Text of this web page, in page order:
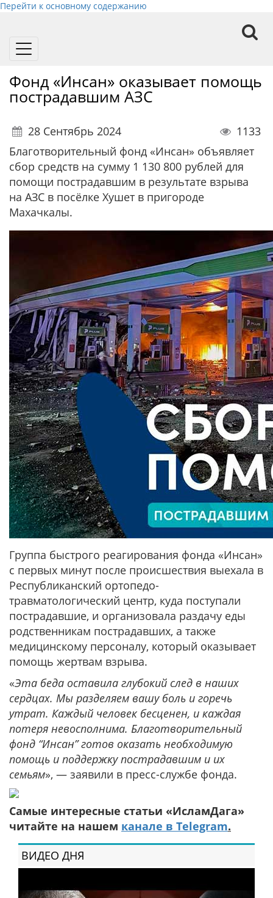
Перейти к основному содержанию
Toggle
Фонд «Инсан» оказывает помощь
пострадавшим АЗС
28 Сентябрь 2024
1133
Благотворительный фонд «Инсан» объявляет
сбор средств на сумму 1 130 800 рублей для
помощи пострадавшим в результате взрыва
на АЗС в посёлке Хушет в пригороде
Махачкалы.
Группа быстрого реагирования фонда «Инсан»
с первых минут после происшествия выехала в
Республиканский ортопедо-
травматологический центр, куда поступали
пострадавшие, и организовала раздачу еды
родственникам пострадавших, а также
медицинскому персоналу, который оказывает
помощь жертвам взрыва.
«Эта беда оставила глубокий след в наших
сердцах. Мы разделяем вашу боль и горечь
утрат. Каждый человек бесценен, и каждая
потеря невосполнима. Благотворительный
фонд “Инсан” готов оказать необходимую
помощь и поддержку пострадавшим и их
семьям», — заявили в пресс-службе фонда.
Самые интересные статьи «ИсламДага»
читайте на нашем канале в Telegram.
ВИДЕО ДНЯ